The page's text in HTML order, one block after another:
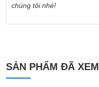
chúng tôi nhé!
SẢN PHẨM ĐÃ XEM